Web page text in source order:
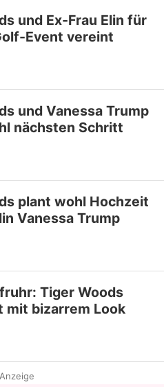
und Ex-Frau Elin für
Event vereint
und Vanessa Trump
nächsten Schritt
plant wohl Hochzeit
Vanessa Trump
Tiger Woods
mit bizarrem Look
Anzeige